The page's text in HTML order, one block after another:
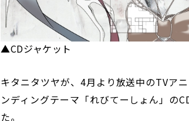
▲CDジャケット
キタニタツヤが、4月より放送中のTVア
ンディングテーマ「れびてーしょん」の
た。